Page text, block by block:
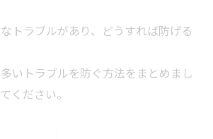
トラブルがあり、どうすれば防げる
いトラブルを防ぐ方法をまとめまし
ください。